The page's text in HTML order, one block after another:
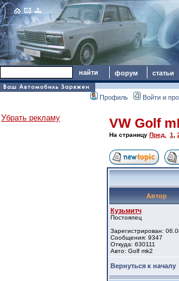
форум статьи
Профиль Войти и
Убрать рекламу VW Golf
На страницу Пред. 1
Автор
Кузьмитч
Постоялец
Зарегистрирован:
Сообщения: 9347
Откуда: 630111
Авто: Golf mk2
Вернуться к началу